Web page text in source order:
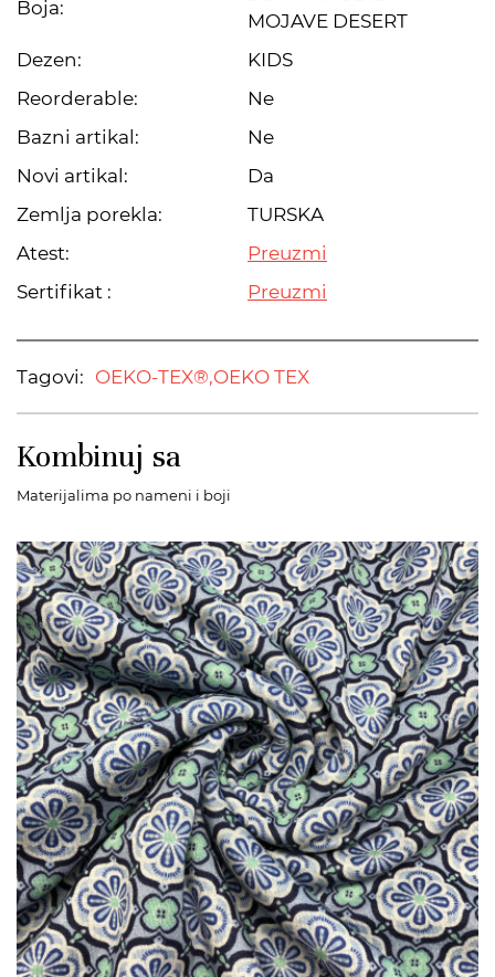
Boja:
MOJAVE DESERT
Dezen:
KIDS
Reorderable:
Ne
Bazni artikal:
Ne
Novi artikal:
Da
Zemlja porekla:
TURSKA
Atest:
Preuzmi
Sertifikat :
Preuzmi
Tagovi: OEKO-TEX®,OEKO TEX
Kombinuj sa
Materijalima po nameni i boji